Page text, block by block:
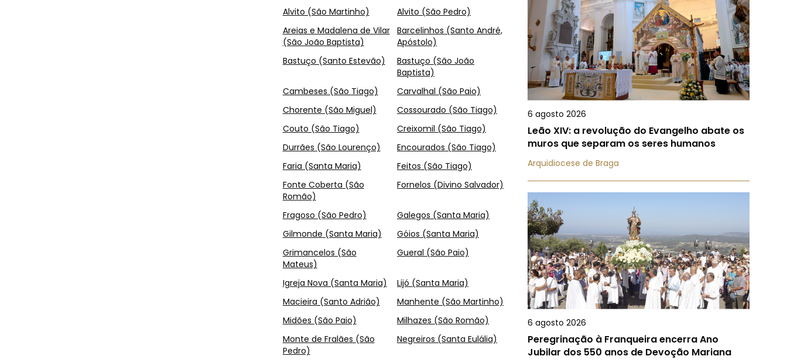
Alvito (São Martinho)
Alvito (São Pedro)
Areias e Madalena de Vilar
(São João Baptista)
Barcelinhos (Santo André,
Apóstolo)
Bastuço (Santo Estevão)
Bastuço (São João
Baptista)
Cambeses (São Tiago)
Carvalhal (São Paio)
Chorente (São Miguel)
Cossourado (São Tiago)
Couto (São Tiago)
Creixomil (São Tiago)
Durrães (São Lourenço)
Encourados (São Tiago)
Faria (Santa Maria)
Feitos (São Tiago)
Fonte Coberta (São
Romão)
Fornelos (Divino Salvador)
Fragoso (São Pedro)
Galegos (Santa Maria)
Gilmonde (Santa Maria)
Góios (Santa Maria)
Grimancelos (São
Mateus)
Gueral (São Paio)
Igreja Nova (Santa Maria)
Lijó (Santa Maria)
Macieira (Santo Adrião)
Manhente (São Martinho)
Midões (São Paio)
Milhazes (São Romão)
Monte de Fralães (São
Pedro)
Negreiros (Santa Eulália)
6 agosto 2026
Leão XIV: a revolução do Evangelho abate os
muros que separam os seres humanos
Arquidiocese de Braga
6 agosto 2026
Peregrinação à Franqueira encerra Ano
Jubilar dos 550 anos de Devoção Mariana